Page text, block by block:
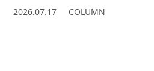
2026.07.17 COLUMN